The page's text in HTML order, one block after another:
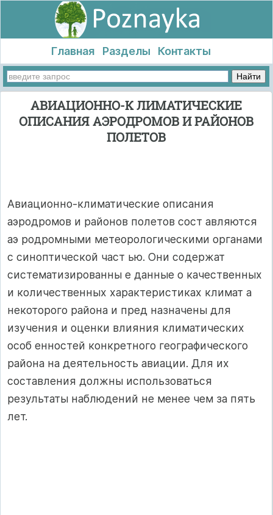
Главная Разделы Контакты
АВИАЦИОННО-К ЛИМАТИЧЕСКИЕ
ОПИСАНИЯ АЭРОДРОМОВ И РАЙОНОВ
ПОЛЕТОВ
Авиационно-климатические описания
аэродромов и районов полетов сост авляются
аэ родромными метеорологическими органами
с синоптической част ью. Они содержат
систематизированны е данные о качественных
и количественных характеристиках климат а
некоторого района и пред назначены для
изучения и оценки влияния климатических
особ енностей конкретного географического
района на деятельность авиации. Для их
составления должны использоваться
результаты наблюдений не менее чем за пять
лет.